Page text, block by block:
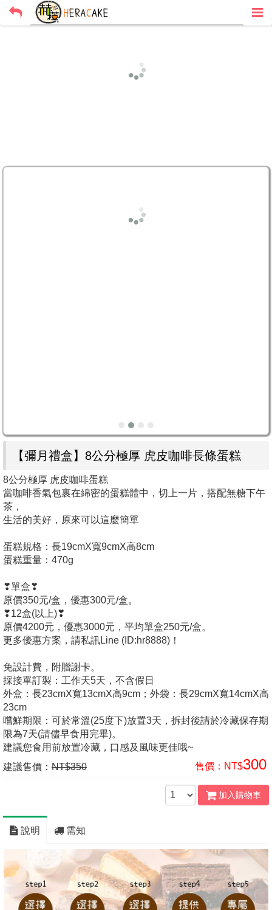
【彌月禮盒】8公分極厚 虎皮咖啡長條蛋糕
8公分極厚 虎皮咖啡蛋糕
當咖啡香氣包裹在綿密的蛋糕體中，切上一片，搭配無糖下午
茶，
生活的美好，原來可以這麼簡單
蛋糕規格：長19cmX寬9cmX高8cm
蛋糕重量：470g
❣單盒❣
原價350元/盒，優惠300元/盒。
❣12盒(以上)❣
原價4200元，優惠3000元，平均單盒250元/盒。
更多優惠方案，請私訊Line (ID:hr8888)！
免設計費，附贈謝卡。
採接單訂製：工作天5天，不含假日
外盒：長23cmX寬13cmX高9cm；外袋：長29cmX寬14cmX高
23cm
嚐鮮期限：可於常溫(25度下)放置3天，拆封後請於冷藏保存期
限為7天(請儘早食用完畢)。
建議您食用前放置冷藏，口感及風味更佳哦~
建議售價： NT$350 售價： NT$300
加入購物車
說明 需知